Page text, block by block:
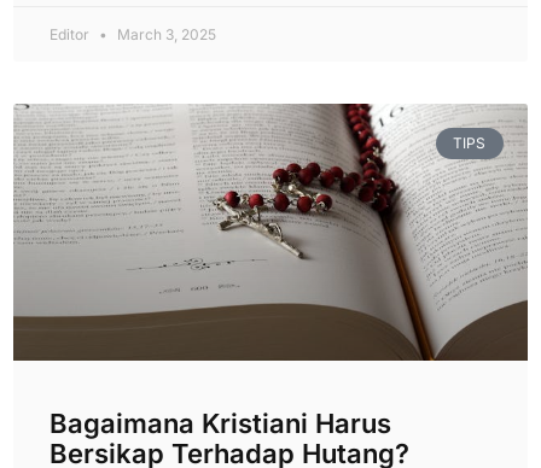
Editor March 3, 2025
TIPS
Bagaimana Kristiani Harus
Bersikap Terhadap Hutang?